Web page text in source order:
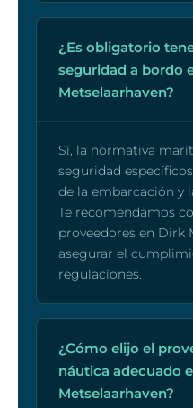
¿Es obligatorio
seguridad a bordo
Metselaarhaven?
Sí, la normativa
seguridad
de la embarcación y
Te recomendamos
proveedores en Dirk
asegurar el
regulaciones.
¿Cómo elijo el
náutica adecuado
Metselaarhaven?